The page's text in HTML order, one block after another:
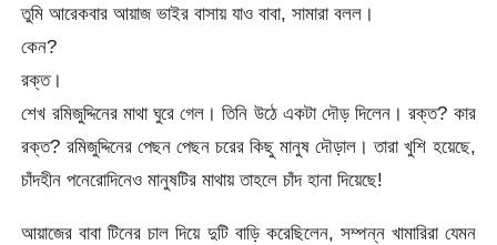
তুমি আরেকবার আয়াজ ভাইর বাসায় যাও বাবা, সামারা বলল।
কেন?
রক্ত।
শেখ রমিজুদ্দিনের মাথা ঘুরে গেল। তিনি উঠে একটা দৌড় দিলেন। রক্ত? কার
রক্ত? রমিজুদ্দিনের পেছন পেছন চরের কিছু মানুষ দৌড়াল। তারা খুশি হয়েছে,
চাঁদহীন পনেরোদিনেও মানুষটির মাথায় তাহলে চাঁদ হানা দিয়েছে!
আয়াজের বাবা টিনের চাল দিয়ে দুটি বাড়ি করেছিলেন, সম্পন্ন খামারিরা যেমন